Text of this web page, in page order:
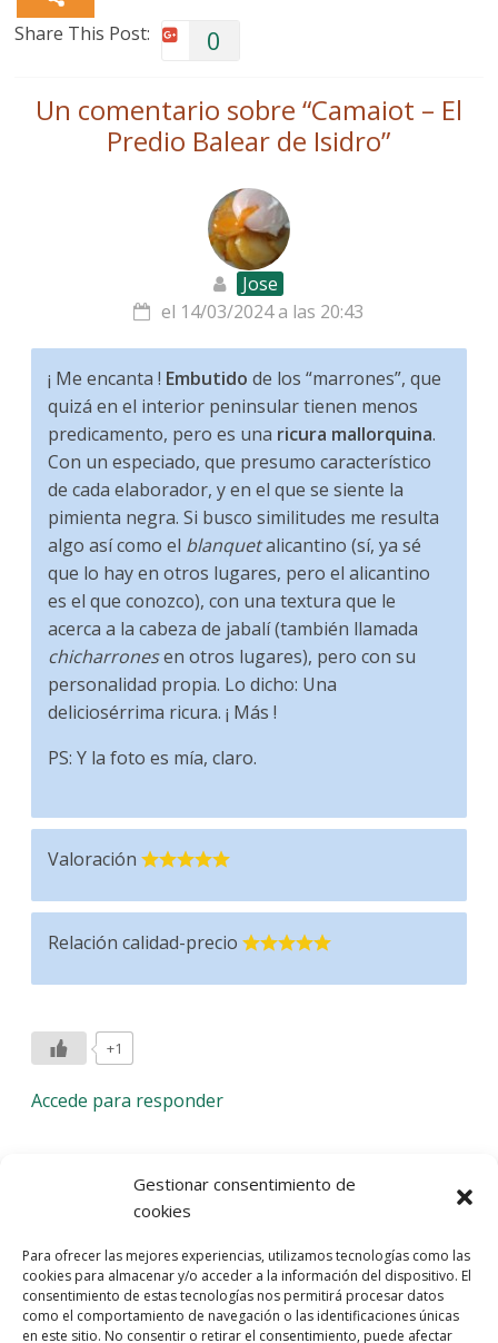
Gestionar consentimiento de
cookies
Para ofrecer las mejores experiencias, utilizamos tecnologías como las
cookies para almacenar y/o acceder a la información del dispositivo. El
consentimiento de estas tecnologías nos permitirá procesar datos
como el comportamiento de navegación o las identificaciones únicas
en este sitio. No consentir o retirar el consentimiento, puede afectar
Share This Post: 0
Un comentario sobre “Camaiot – El
Predio Balear de Isidro”
Jose
el 14/03/2024 a las 20:43
¡ Me encanta ! Embutido de los “marrones”, que
quizá en el interior peninsular tienen menos
predicamento, pero es una ricura mallorquina.
Con un especiado, que presumo característico
de cada elaborador, y en el que se siente la
pimienta negra. Si busco similitudes me resulta
algo así como el blanquetalicantino (sí, ya sé
que lo hay en otros lugares, pero el alicantino
es el que conozco), con una textura que le
acerca a la cabeza de jabalí (también llamada
chicharronesen otros lugares), pero con su
personalidad propia. Lo dicho: Una
deliciosérrima ricura. ¡ Más !
PS: Y la foto es mía, claro.
Valoración
Relación calidad-precio
+1
Accede para responder
Deja una respuesta
comentario.
Entra con tu red social
He leído y acepto laPolítica de Privacidad